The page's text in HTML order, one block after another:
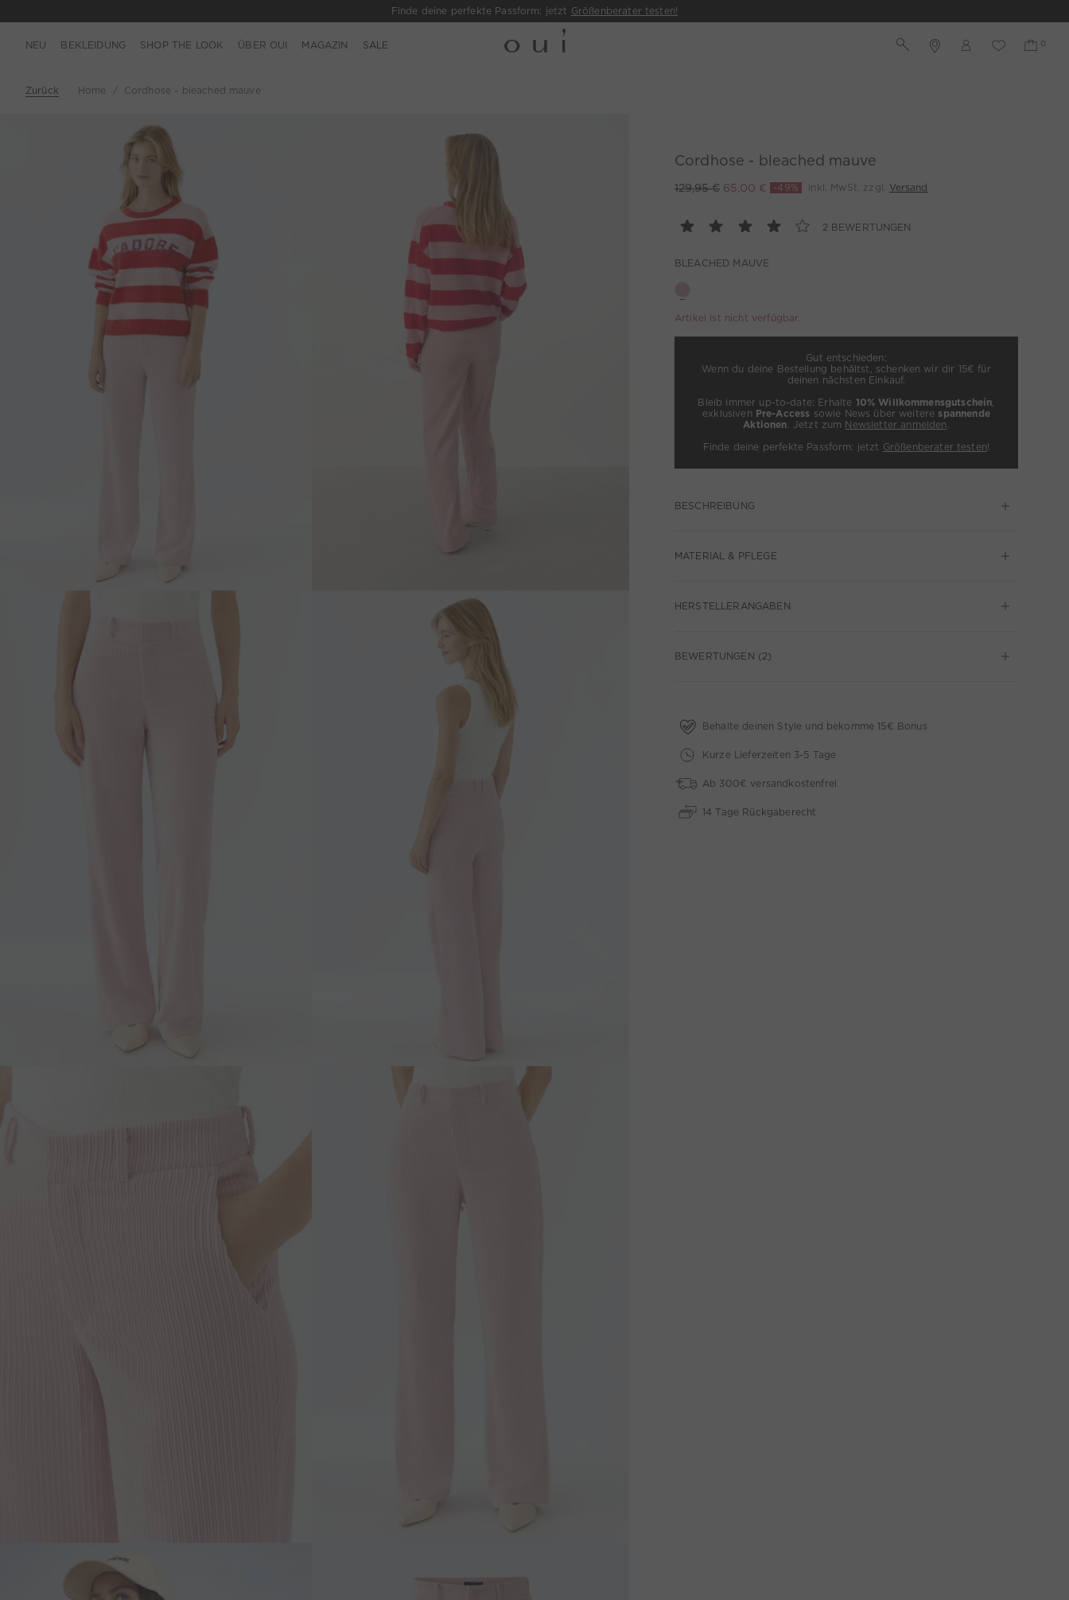
Finde deine perfekte Passform: jetzt Größenberater testen!
NEU BEKLEIDUNG SHOP THE LOOK ÜBER OUI MAGAZIN SALE
Zurück Home Cordhose - bleached mauve
Cordhose - bleached mauve
129,95 € 65,00 € -49% inkl. MwSt. zzgl. Versand
2 BEWERTUNGEN
BLEACHED MAUVE
Artikel ist nicht verfügbar.
Gut entschieden:
Wenn du deine Bestellung behältst, schenken wir dir 15€ für
deinen nächsten Einkauf.
Bleib immer up-to-date: Erhalte 10% Willkommensgutschein,
exklusiven Pre-Access sowie News über weitere spannende
Aktionen. Jetzt zum Newsletter anmelden .
Finde deine perfekte Passform: jetzt Größenberater testen!
BESCHREIBUNG
MATERIAL & PFLEGE
HERSTELLERANGABEN
BEWERTUNGEN (2)
Behalte deinen Style und bekomme 15€ Bonus
Kurze Lieferzeiten 3-5 Tage
Ab 300€ versandkostenfrei
14 Tage Rückgaberecht